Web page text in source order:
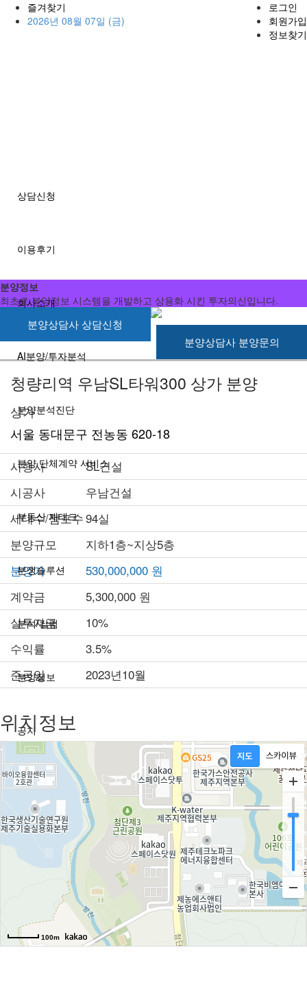
즐겨찾기
2026년 08월 07일 (금)
로그인
회원가입
정보찾기
상담신청
이용후기
회사소개
AI분양/투자분석
분양분석진단
분양 단체계약 서비스
부동산 재태크
분쟁솔루션
분석/칼럼
분양정보
공지
분양정보
최초로 분양정보 시스템을 개발하고 상용화 시킨 투자의신입니다.
분양상담사 상담신청
분양상담사 분양문의
청량리역 우남SL타워300 상가 분양
상가
서울 동대문구 전농동 620-18
시행사
SL건설
시공사
우남건설
세대수/점포수94실
분양규모
지하1층~지상5층
분양가
530,000,000 원
계약금
5,300,000 원
실투자금
10%
수익률
3.5%
준공일
2023년10월
위치정보
100m